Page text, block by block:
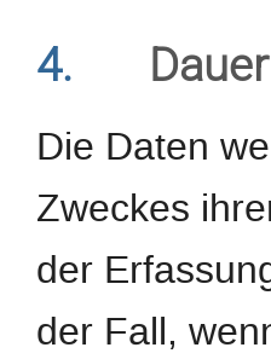
4.
Die Daten
Zweckes
der
der Fall,